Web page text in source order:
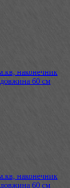
наконечник
60 см
наконечник
60 см